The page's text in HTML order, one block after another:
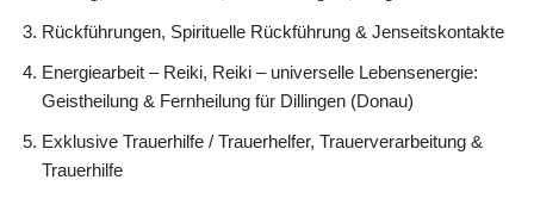
Rückführungen, Spirituelle Rückführung & Jenseitskontakte
Energiearbeit – Reiki, Reiki – universelle Lebensenergie:
Geistheilung & Fernheilung für Dillingen (Donau)
Exklusive Trauerhilfe / Trauerhelfer, Trauerverarbeitung &
Trauerhilfe